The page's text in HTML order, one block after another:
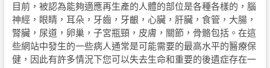
目前，被認為能夠適應再生產的人體的部位是各種各樣的，腦
神經，眼睛，耳朵，牙齒，牙齦，心臟，肝臟，食管，大腸，
腎臟，尿道，卵巢，子宮瓶頸，皮膚，關節，骨骼包括。在這
些網站中發生的一些病人通常是可能需要的最高水平的醫療保
健，因此有許多情況下您可以失去生命和重要的後遺症存在一